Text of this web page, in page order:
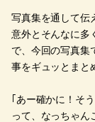
写真集を通して伝
意外とそんなに多
で、今回の写真集
事をギュッとまと
｢あー確かに！
って、なっちゃん